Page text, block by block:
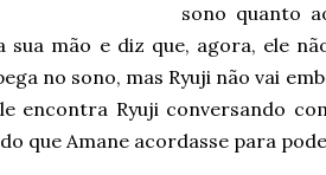
sono quanto
sua mão e diz que, agora, ele
no sono, mas Ryuji não vai
encontra Ryuji conversando
que Amane acordasse para